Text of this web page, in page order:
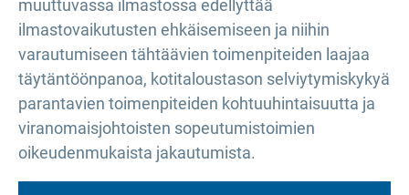
muuttuvassa ilmastossa edellyttää
ilmastovaikutusten ehkäisemiseen ja niihin
varautumiseen tähtäävien toimenpiteiden laajaa
täytäntöönpanoa, kotitaloustason selviytymiskykyä
parantavien toimenpiteiden kohtuuhintaisuutta ja
viranomaisjohtoisten sopeutumistoimien
oikeudenmukaista jakautumista.